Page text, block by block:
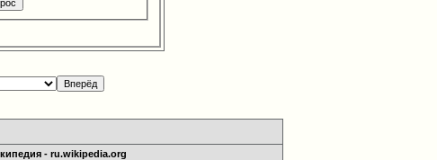
- ru.wikipedia.org